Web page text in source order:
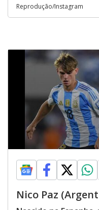
Reprodução/Instagram
Nico Paz